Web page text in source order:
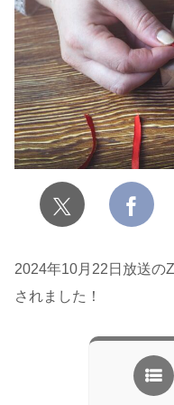
2024年10月22日放送の
されました！